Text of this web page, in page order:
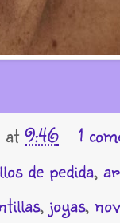
at 9:46
1
de pedida,
, joyas,